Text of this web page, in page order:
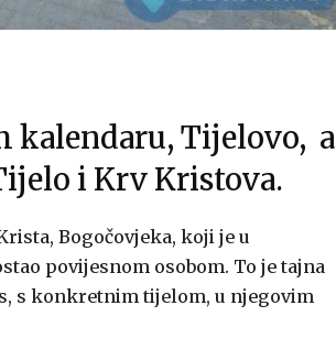
kalendaru, Tijelovo, a
i Krv Kristova.
Bogočovjeka, koji je u
povijesnom osobom. To je tajna
s konkretnim tijelom, u njegovim